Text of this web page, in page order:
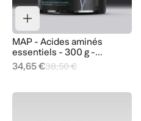
MAP - Acides aminés
essentiels - 300 g -
Sucette bleue
34,65 €38,50 €